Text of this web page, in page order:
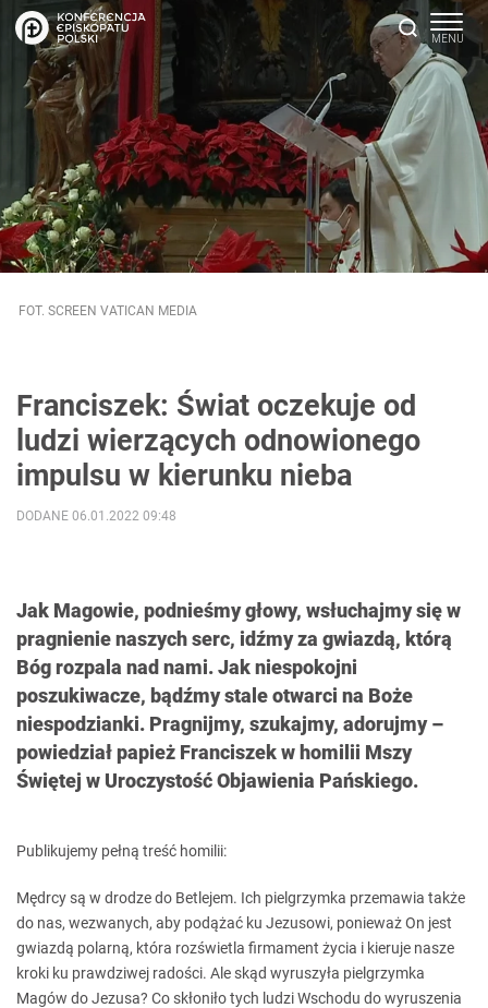
FOT. SCREEN VATICAN MEDIA
Franciszek: Świat oczekuje od
ludzi wierzących odnowionego
impulsu w kierunku nieba
Jak Magowie, podnieśmy głowy, wsłuchajmy się w
pragnienie naszych serc, idźmy za gwiazdą, którą
Bóg rozpala nad nami. Jak niespokojni
poszukiwacze, bądźmy stale otwarci na Boże
niespodzianki. Pragnijmy, szukajmy, adorujmy –
powiedział papież Franciszek w homilii Mszy
Świętej w Uroczystość Objawienia Pańskiego.
DODANE 06.01.2022 09:48
Publikujemy pełną treść homilii:
Mędrcy są w drodze do Betlejem. Ich pielgrzymka przemawia także
do nas, wezwanych, aby podążać ku Jezusowi, ponieważ On jest
gwiazdą polarną, która rozświetla firmament życia i kieruje nasze
kroki ku prawdziwej radości. Ale skąd wyruszyła pielgrzymka
Magów do Jezusa? Co skłoniło tych ludzi Wschodu do wyruszenia